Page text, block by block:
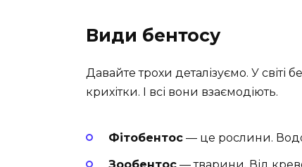
Види бентосу
Давайте трохи деталізуємо. У світі
крихітки. І всі вони взаємодіють.
Фітобентос — це рослини.